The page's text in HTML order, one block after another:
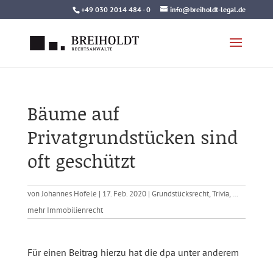
to
+49 030 2014 484 - 0 info@breiholdt-legal.de
Bäume auf
Privatgrundstücken sind
oft geschützt
vonJohannes Hofele | 17. Feb. 2020| Grundstücksrecht,Trivia, …
mehr Immobilienrecht
Für einen Beitrag hierzu hat die dpa unter anderem